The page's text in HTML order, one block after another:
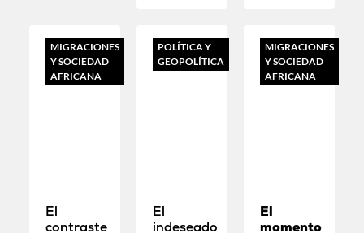
MIGRACIONES
Y SOCIEDAD
AFRICANA
El
contraste
POLÍTICA Y
GEOPOLÍTICA
El
indeseado
MIGRACIONES
Y SOCIEDAD
AFRICANA
El
momento